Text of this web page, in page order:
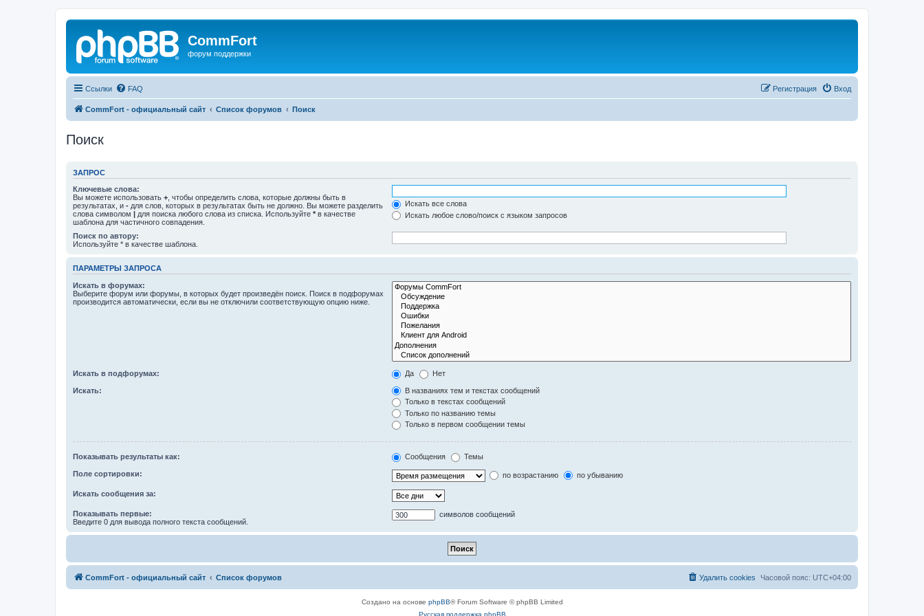
CommFort
форум поддержки
Ссылки FAQ Вход
Регистрация
CommFort - официальный сайт Список форумов Поиск
Поиск
ЗАПРОС
Ключевые слова:
Вы можете использовать + , чтобы определить слова, которые должны быть в
результатах, и - для слов, которых в результатах быть не должно. Вы можете разделить
слова символом | для поиска любого слова из списка. Используйте * в качестве
шаблона для частичного совпадения.
Искать все слова
Искать любое слово/поиск с языком запросов
Поиск по автору:
Используйте * в качестве шаблона.
ПАРАМЕТРЫ ЗАПРОСА
Искать в форумах:
Выберите форум или форумы, в которых будет произведён поиск. Поиск в подфорумах
производится автоматически, если вы не отключили соответствующую опцию ниже.
Искать в подфорумах: Да Нет
Искать:
В названиях тем и текстах сообщений
Только в текстах сообщений
Только по названию темы
Только в первом сообщении темы
Показывать результаты как: Сообщения Темы
Поле сортировки: по возрастанию по убыванию
Искать сообщения за:
Показывать первые:
Введите 0 для вывода полного текста сообщений.
символов сообщений
CommFort - официальный сайт Список форумов Часовой пояс: UTC+04:00
Удалить cookies
Создано на основе phpBB® Forum Software © phpBB Limited
Русская поддержка phpBB